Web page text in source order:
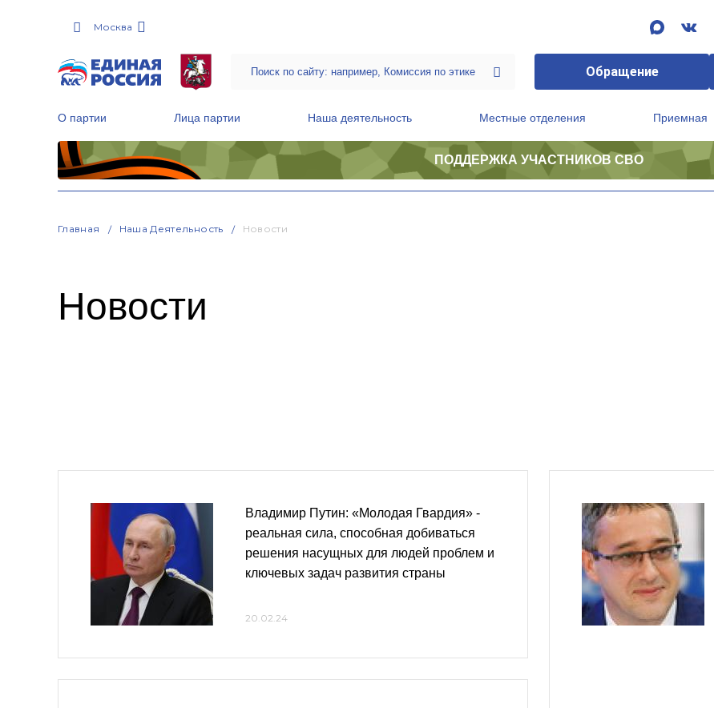
Москва
Обращение
О партии Лица партии Наша деятельность Местные отделения Приемная
ПОДДЕРЖКА УЧАСТНИКОВ СВО
Главная Наша Деятельность Новости
Новости
Владимир Путин: «Молодая Гвардия» -
реальная сила, способная добиваться
решения насущных для людей проблем и
ключевых задач развития страны
20.02.24